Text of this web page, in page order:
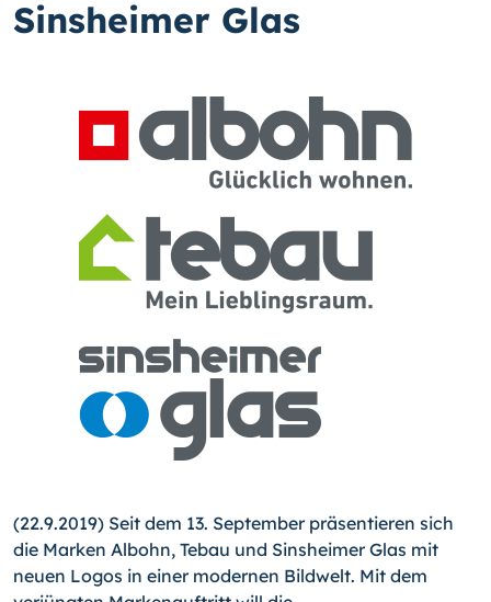
Sinsheimer Glas
(22.9.2019) Seit dem 13. September präsentieren sich
die Marken Albohn, Tebau und Sinsheimer Glas mit
neuen Logos in einer modernen Bildwelt. Mit dem